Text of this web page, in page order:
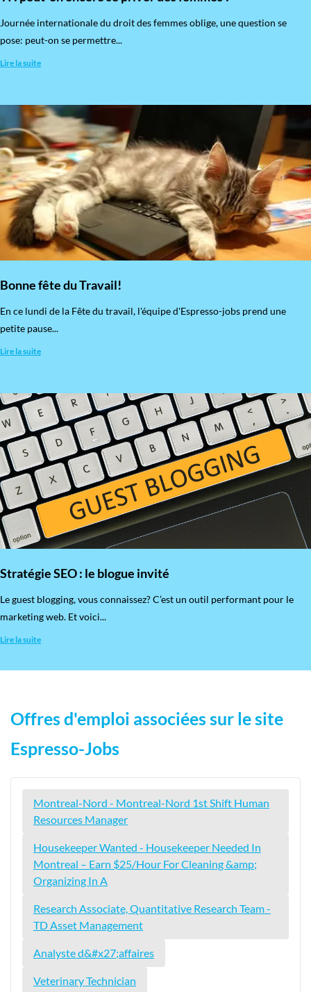
​Journée internationale du droit des femmes oblige, une question se
pose: peut-on se permettre...
Lire la suite
Bonne fête du Travail!
En ce lundi de la Fête du travail, l'équipe d'Espresso-jobs prend une
petite pause...
Lire la suite
Stratégie SEO : le blogue invité
​Le guest blogging, vous connaissez? C’est un outil performant pour le
marketing web. Et voici...
Lire la suite
Offres d'emploi associées sur le site
Espresso-Jobs
Montreal-Nord - Montreal-Nord 1st Shift Human
Resources Manager
Housekeeper Wanted - Housekeeper Needed In
Montreal – Earn $25/Hour For Cleaning &amp;
Organizing In A
Research Associate, Quantitative Research Team -
TD Asset Management
Analyste d&#x27;affaires
Veterinary Technician